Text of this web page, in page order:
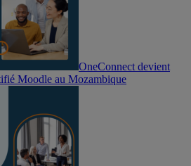
OneConnect devient
Moodle au Mozambique